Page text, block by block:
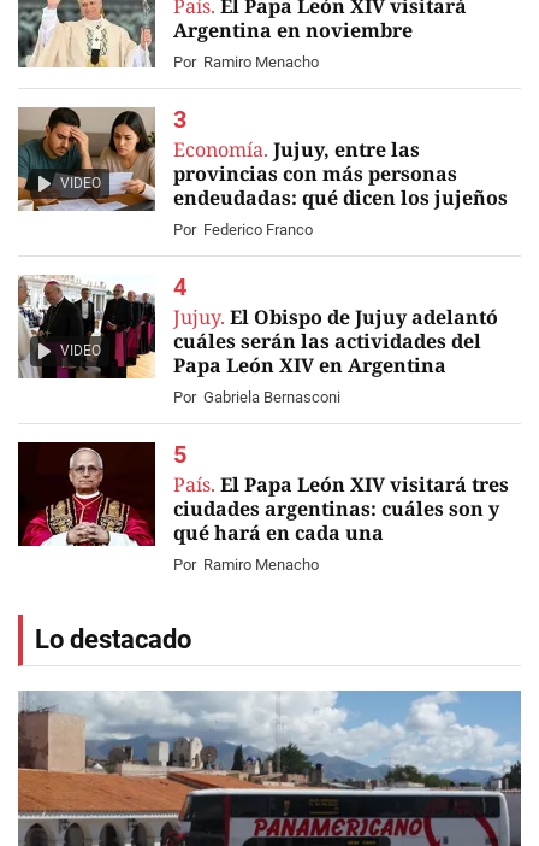
País. El Papa León XIV visitará
Argentina en noviembre
Por Ramiro Menacho
VIDEO
Economía. Jujuy, entre las
provincias con más personas
endeudadas: qué dicen los jujeños
Por Federico Franco
VIDEO
Jujuy. El Obispo de Jujuy adelantó
cuáles serán las actividades del
Papa León XIV en Argentina
Por Gabriela Bernasconi
País. El Papa León XIV visitará tres
ciudades argentinas: cuáles son y
qué hará en cada una
Por Ramiro Menacho
Lo destacado